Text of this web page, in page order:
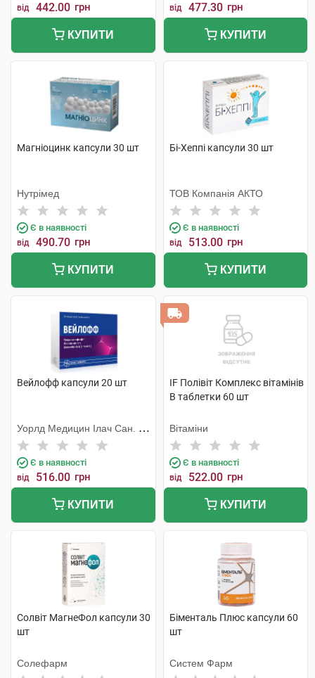
від 442.00 грн
КУПИТИ
від 477.30 грн
КУПИТИ
Магніоцинк капсули 30 шт
Нутрімед
Є в наявності
від 490.70 грн
КУПИТИ
Бі-Хеппі капсули 30 шт
ТОВ Компанія АКТО
Є в наявності
від 513.00 грн
КУПИТИ
Вейлофф капсули 20 шт
Уорлд Медицин Ілач Сан. Ве
Тідж
Є в наявності
від 516.00 грн
КУПИТИ
IF Полівіт Комплекс вітамінів
В таблетки 60 шт
Вітаміни
Є в наявності
від 522.00 грн
КУПИТИ
Солвіт МагнеФол капсули 30
шт
Солефарм
Біменталь Плюс капсули 60
шт
Систем Фарм